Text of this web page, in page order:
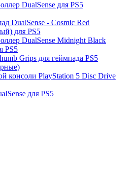
DualSense для PS5
DualSense - Cosmic Red
для PS5
DualSense Midnight Black
PS5
Grips для геймпада PS5
консоли PlayStation 5 Disc Drive
для PS5